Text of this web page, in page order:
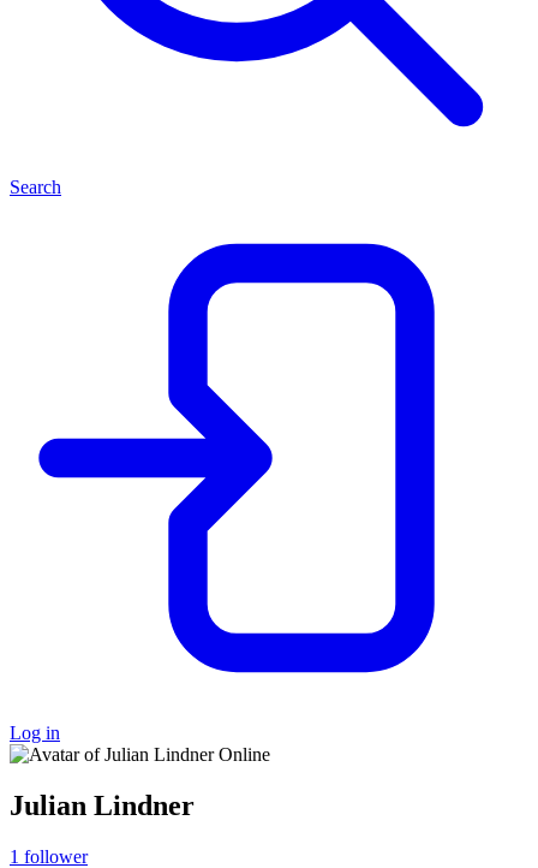
Search
Log in
Online
Julian Lindner
1 follower